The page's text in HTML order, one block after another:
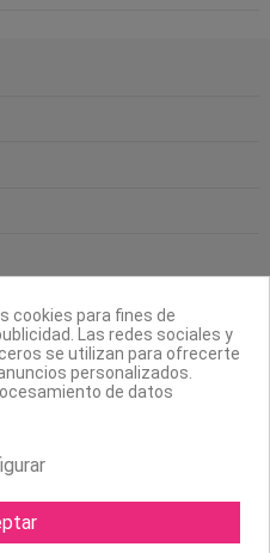
cookies para fines de
Las redes sociales y
se utilizan para ofrecerte
personalizados.
de datos